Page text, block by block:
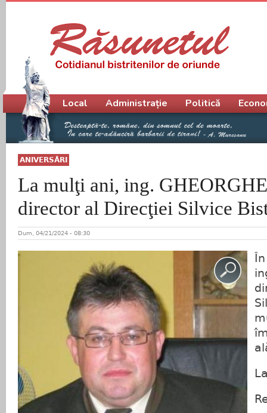
ANIVERSĂRI
La mulţi ani, ing.
director al Direcţiei Silvice
Dum, 04/21/2024 - 08:30
Meniu principal
Local Administrație Politică